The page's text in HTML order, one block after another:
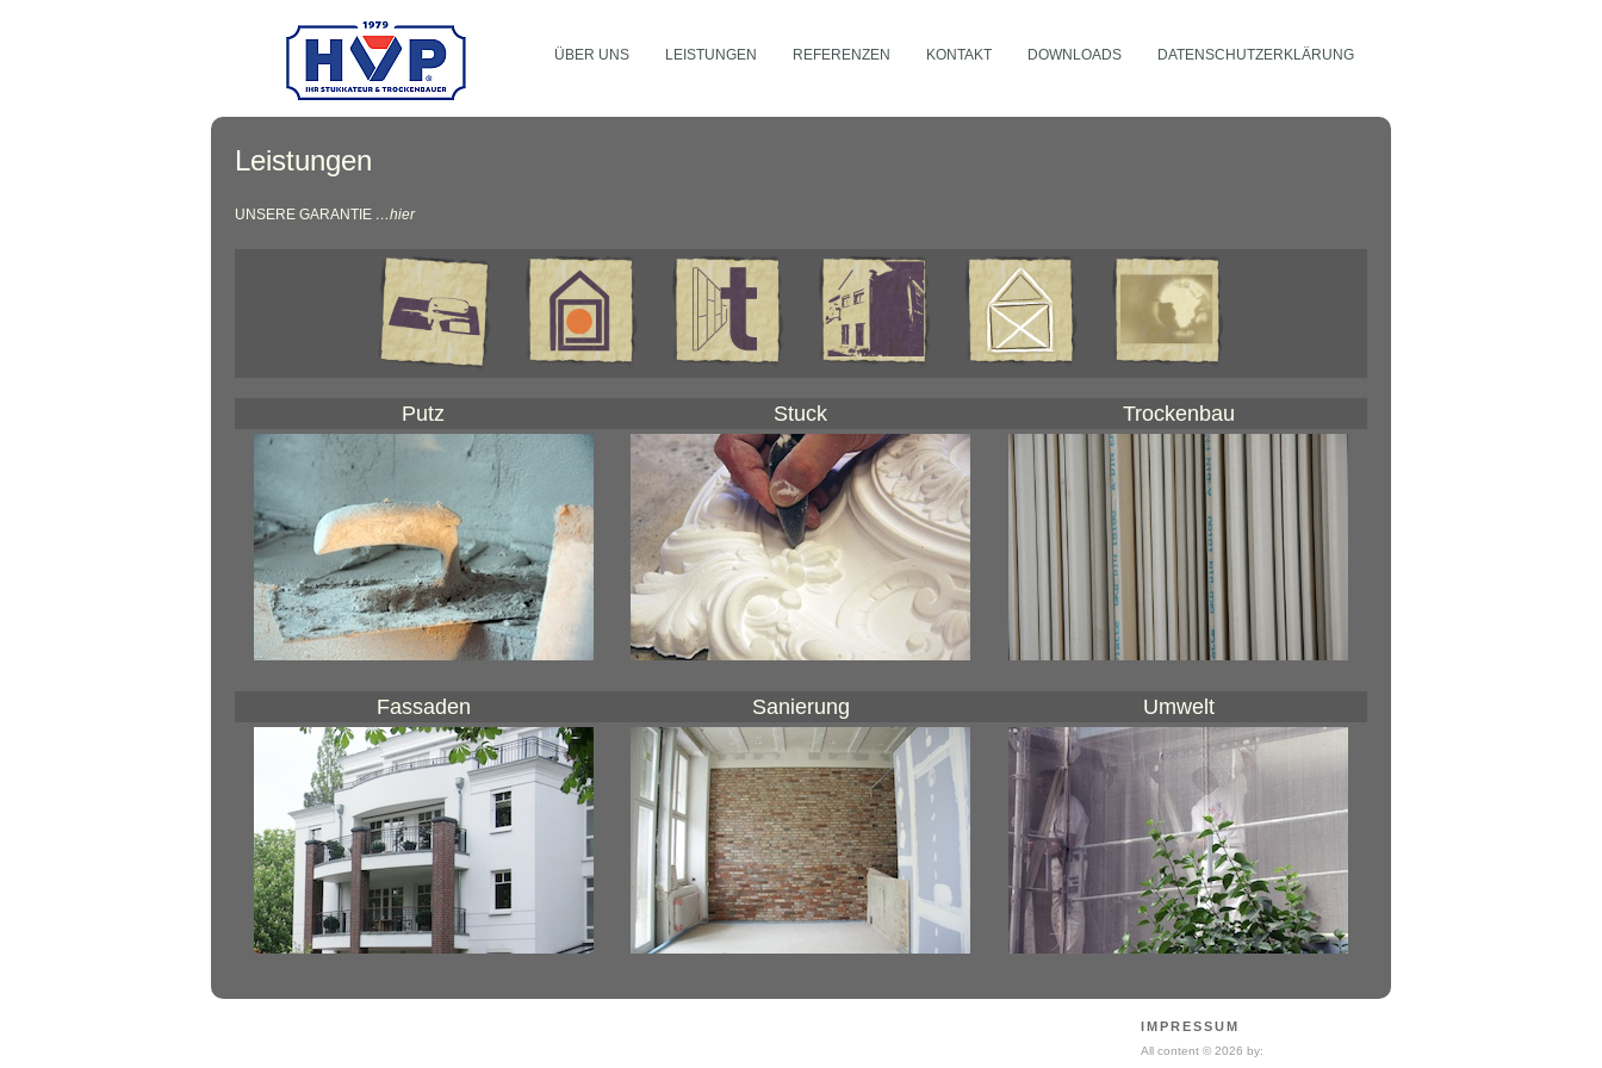
ÜBER UNS LEISTUNGEN REFERENZEN KONTAKT DOWNLOADS DATENSCHUTZERKLÄRUNG
Leistungen
UNSERE GARANTIE …hier
Putz Stuck Trockenbau
Fassaden Sanierung Umwelt
IMPRESSUM
All content © 2026 by: